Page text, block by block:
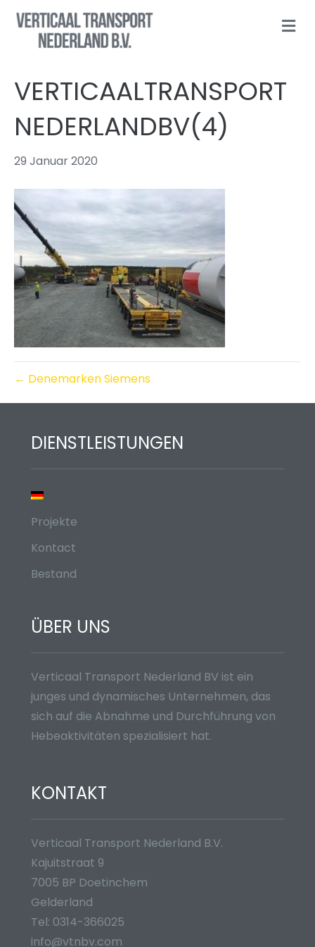
N
A
VERTICAALTRANSPORT
NEDERLANDBV(4)
29 Januar 2020
← Denemarken Siemens
DIENSTLEISTUNGEN
Projekte
Kontact
Bestand
ÜBER UNS
Verticaal Transport Nederland BV ist ein
junges und dynamisches Unternehmen, das
sich auf die Abnahme und Durchführung von
Hebeaktivitäten spezialisiert hat.
KONTAKT
Verticaal Transport Nederland B.V.
Kajuitstraat 9
7005 BP Doetinchem
Gelderland
Tel: 0314-366025
info@vtnbv.com